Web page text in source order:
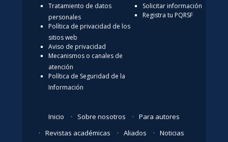
Tratamiento de datos
personales
Política de privacidad de los
sitios web
Aviso de privacidad
Mecanismos o canales de
atención
Política de Seguridad de la
Información
Solicitar información
Registra tu PQRSF
Inicio Sobre nosotros
Para autores
Revistas académicas
Aliados
Noticias